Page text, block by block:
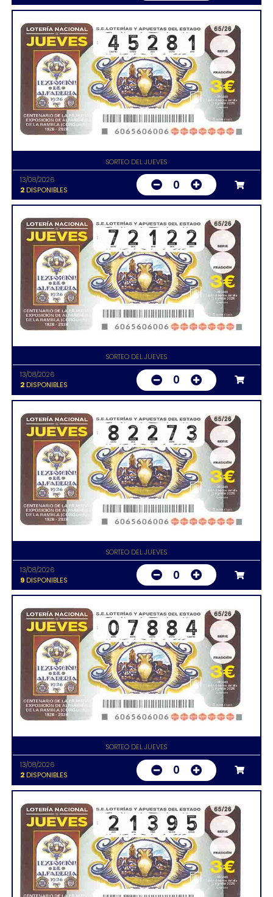
SORTEO DEL JUEVES
13/08/2026
2DISPONIBLES 0
SORTEO DEL JUEVES
13/08/2026
2DISPONIBLES 0
SORTEO DEL JUEVES
13/08/2026
9DISPONIBLES 0
SORTEO DEL JUEVES
13/08/2026
2DISPONIBLES 0